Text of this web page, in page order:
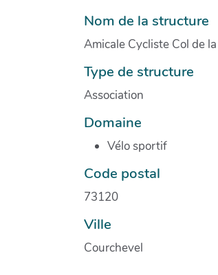
Nom de la structure
Amicale Cycliste Col de la
Type de structure
Association
Domaine
Vélo sportif
Code postal
73120
Ville
Courchevel